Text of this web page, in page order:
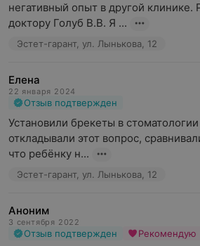
негативный опыт в другой клинике.
доктору Голуб В.В. Я ...
Эстет-гарант, ул. Лынькова, 12
Елена
22 января 2024
Отзыв подтвержден
Установили брекеты в
откладывали этот вопрос,
что ребёнку н...
Эстет-гарант, ул. Лынькова, 12
Аноним
3 сентября 2022
Отзыв подтвержден Рекомендую